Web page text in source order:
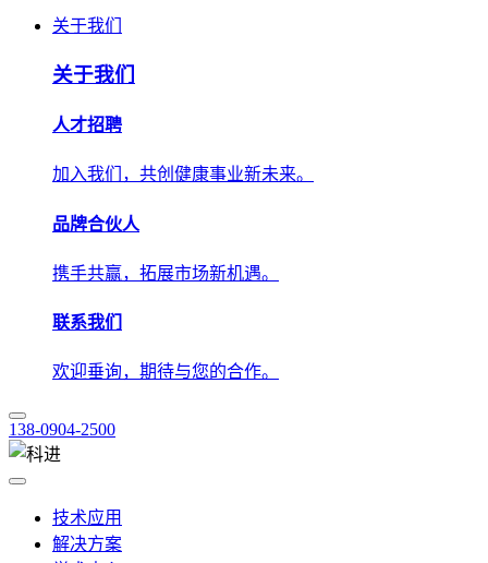
关于我们
关于我们
人才招聘
加入我们，共创健康事业新未来。
品牌合伙人
携手共赢，拓展市场新机遇。
联系我们
欢迎垂询，期待与您的合作。
138-0904-2500
技术应用
解决方案